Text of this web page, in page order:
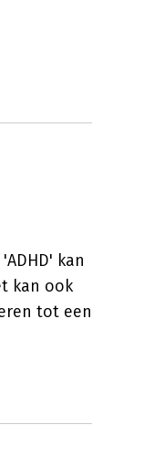
kan
kan ook
tot een